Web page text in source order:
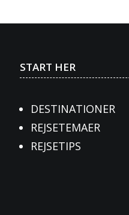
START HER
DESTINATIONER
REJSETEMAER
REJSETIPS